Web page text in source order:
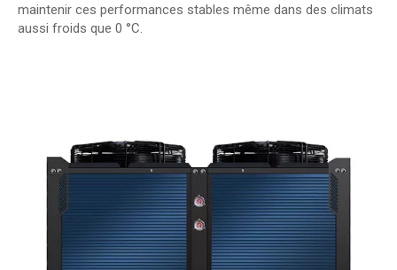
maintenir ces performances stables même dans des climats
aussi froids que 0 °C.